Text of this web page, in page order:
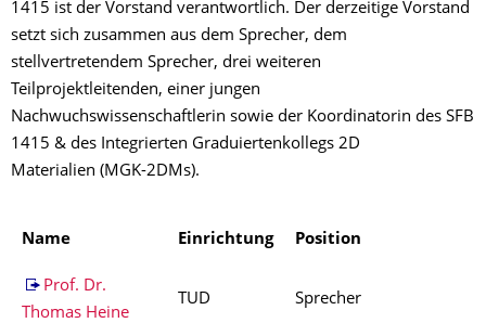
1415 ist der Vorstand verantwortlich. Der derzeitige Vorstand
setzt sich zusammen aus dem Sprecher, dem
stellvertretendem Sprecher, drei weiteren
Teilprojektleitenden, einer jungen
Nachwuchswissenschaftlerin sowie der Koordinatorin des SFB
1415 & des Integrierten Graduiertenkollegs 2D
Materialien (MGK-2DMs).
Name Einrichtung Position
Prof. Dr.
Thomas Heine
TUD Sprecher